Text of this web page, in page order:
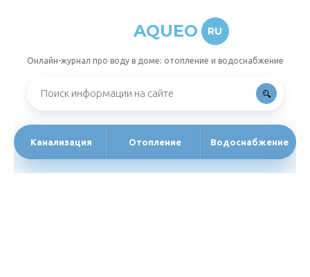
AQUEO RU
Онлайн-журнал про воду в доме: отопление и водоснабжение
Канализация Отопление Водоснабжение